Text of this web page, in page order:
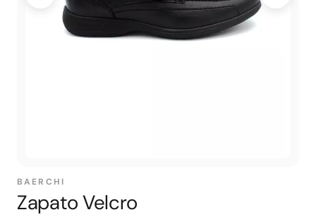
BAERCHI
Zapato Velcro